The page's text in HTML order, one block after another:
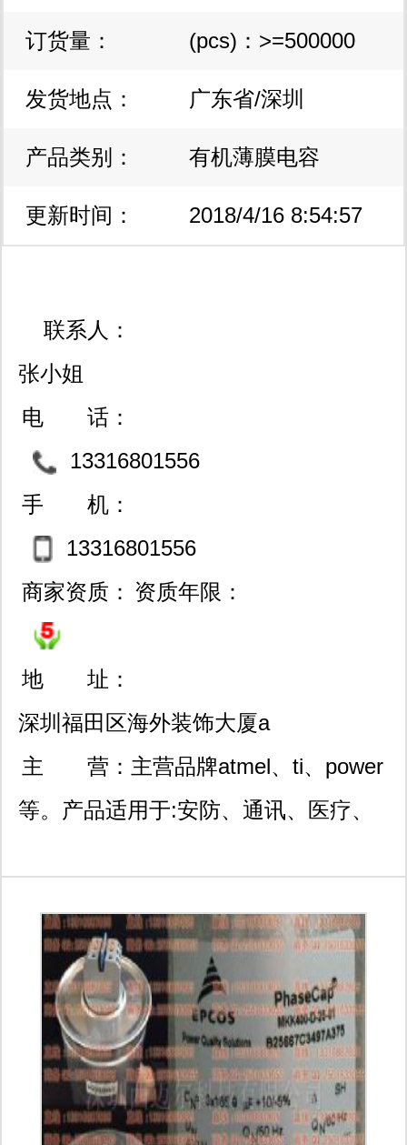
订货量： (pcs)：>=500000
发货地点： 广东省/深圳
产品类别： 有机薄膜电容
更新时间： 2018/4/16 8:54:57
联系人：
张小姐
电 话：
13316801556
手 机：
13316801556
商家资质： 资质年限：
地 址：
深圳福田区海外装饰大厦a
7层
主 营： 主营品牌atmel、ti、power
等。产品适用于:安防、通讯、医疗、
行业领域。